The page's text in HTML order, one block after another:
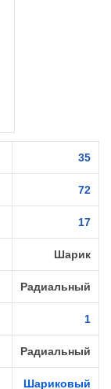
35
72
17
Шарик
Радиальный
1
Радиальный
Шариковый